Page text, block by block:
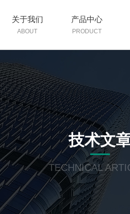
关于我们
ABOUT
产品中心
PRODUCT
技术文
TECHNICAL